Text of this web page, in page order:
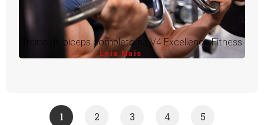
Treino de bíceps completo na V4 Excellence Fitness
Leia Mais
1 2 3 4 5